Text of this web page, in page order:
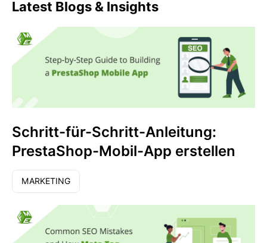
Latest Blogs & Insights
Schritt-für-Schritt-Anleitung:
PrestaShop-Mobil-App erstellen
MARKETING